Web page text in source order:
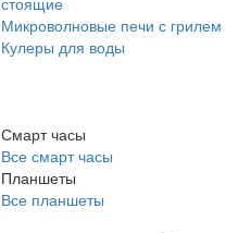
Микроволновые печи с грилем
Кулеры для воды
Смарт часы
Все смарт часы
Планшеты
Все планшеты